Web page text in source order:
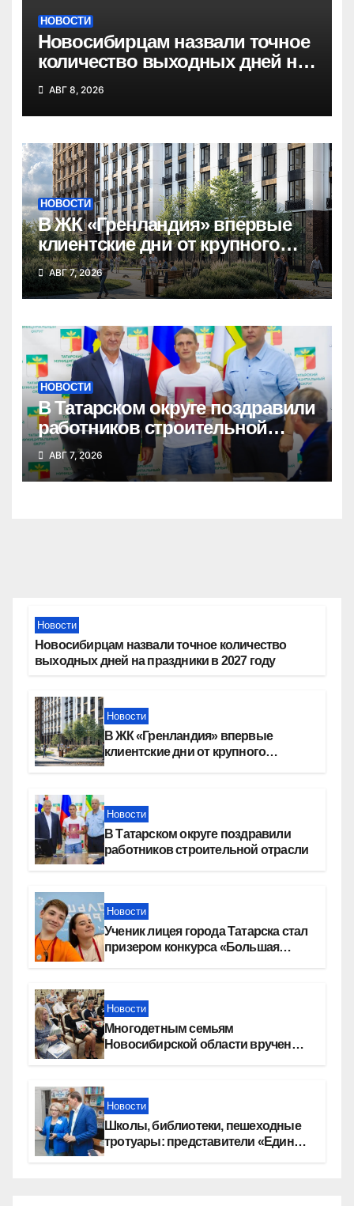
НОВОСТИ
Новосибирцам назвали точное
количество выходных дней на
праздники в 2027 году
АВГ 8, 2026
НОВОСТИ
В ЖК «Гренландия» впервые
клиентские дни от крупного
девелопера — группы
компаний «СОЮЗ»
АВГ 7, 2026
НОВОСТИ
В Татарском округе поздравили
работников строительной
отрасли
АВГ 7, 2026
Новости
Новосибирцам назвали точное количество
выходных дней на праздники в 2027 году
Новости
В ЖК «Гренландия» впервые
клиентские дни от крупного
Новости
В Татарском округе поздравили
работников строительной отрасли
Новости
Ученик лицея города Татарска стал
призером конкурса «Большая
Новости
Многодетным семьям
Новосибирской области вручены
Новости
Школы, библиотеки, пешеходные
тротуары: представители «Единой